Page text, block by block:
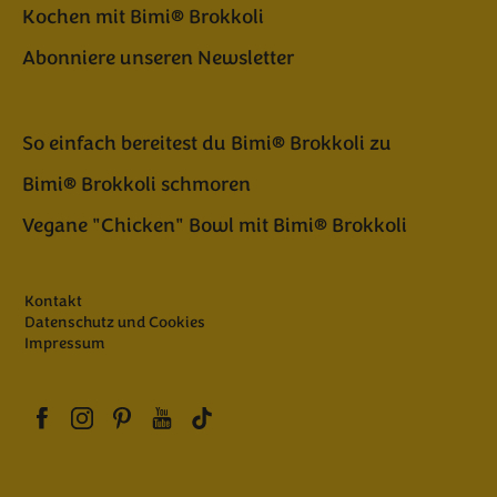
Kochen mit Bimi® Brokkoli
Abonniere unseren Newsletter
So einfach bereitest du Bimi® Brokkoli zu
Bimi® Brokkoli schmoren
Vegane "Chicken" Bowl mit Bimi® Brokkoli
Kontakt
Datenschutz und Cookies
Impressum